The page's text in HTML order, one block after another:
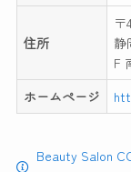
住所
〒
静
F
ホームページ
Beauty Salon